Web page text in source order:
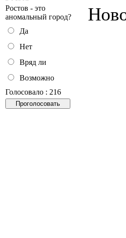
Ростов - это
аномальный город?
Да
Нет
Вряд ли
Возможно
Голосовало : 216